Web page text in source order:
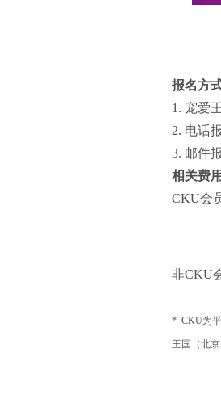
报名方
1. 宠爱
2. 电话
3. 邮件
相关费
CKU会
非CKU
* CKU为平
王国（北